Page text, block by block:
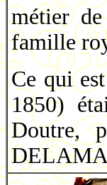
métier
famille
Ce qui
1850)
Doutre,